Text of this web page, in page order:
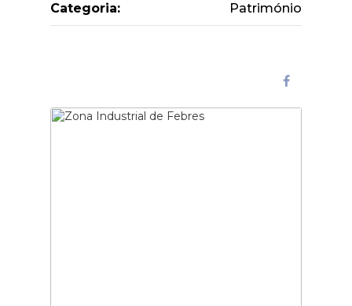
Categoria: Património